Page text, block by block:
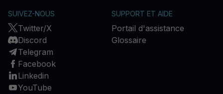
SUIVEZ-NOUS
Twitter/X
Discord
Telegram
Facebook
Linkedin
YouTube
SUPPORT ET AIDE
Portail d'assistance
Glossaire